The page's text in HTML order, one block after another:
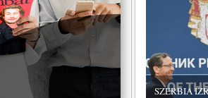
SZERBIA